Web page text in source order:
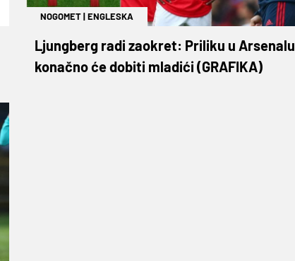
NOGOMET|ENGLESKA
Ljungberg radi zaokret: Priliku u Arsenalu
konačno će dobiti mladići (GRAFIKA)